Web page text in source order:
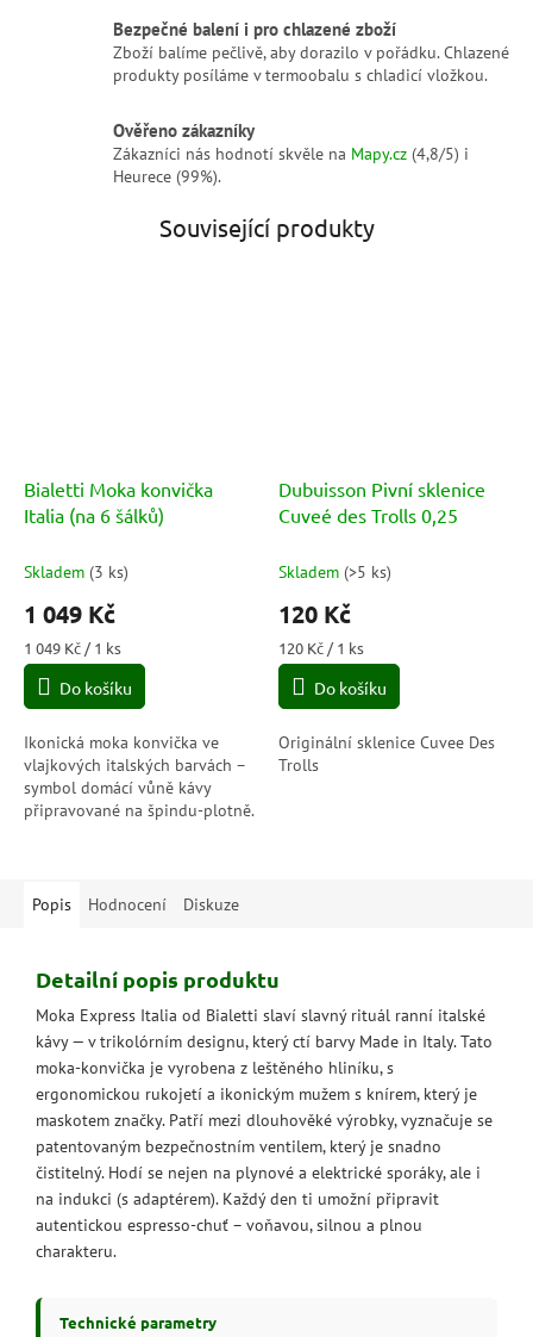
Bezpečné balení i pro chlazené zboží
Zboží balíme pečlivě, aby dorazilo v pořádku. Chlazené
produkty posíláme v termoobalu s chladicí vložkou.
Ověřeno zákazníky
Zákazníci nás hodnotí skvěle na Mapy.cz (4,8/5) i
Heurece (99%).
Související produkty
Bialetti Moka konvička
Italia (na 6 šálků)
Skladem (3 ks)
1 049 Kč
Měrná
cena:
1 049 Kč / 1 ks
Do košíku
Ikonická moka konvička ve
vlajkových italských barvách –
symbol domácí vůně kávy
připravované na špindu-plotně.
Dubuisson Pivní sklenice
Cuveé des Trolls 0,25
Skladem (>5 ks)
120 Kč
Měrná
cena:
120 Kč / 1 ks
Do košíku
Originální sklenice Cuvee Des
Trolls
Popis Hodnocení Diskuze
Detailní popis produktu
Moka Express Italia od Bialetti slaví slavný rituál ranní italské
kávy — v trikolórním designu, který ctí barvy Made in Italy. Tato
moka-konvička je vyrobena z leštěného hliníku, s
ergonomickou rukojetí a ikonickým mužem s knírem, který je
maskotem značky. Patří mezi dlouhověké výrobky, vyznačuje se
patentovaným bezpečnostním ventilem, který je snadno
čistitelný. Hodí se nejen na plynové a elektrické sporáky, ale i
na indukci (s adaptérem). Každý den ti umožní připravit
autentickou espresso-chuť – voňavou, silnou a plnou
charakteru.
Technické parametry